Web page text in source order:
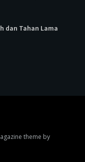
dan Tahan Lama
theme by